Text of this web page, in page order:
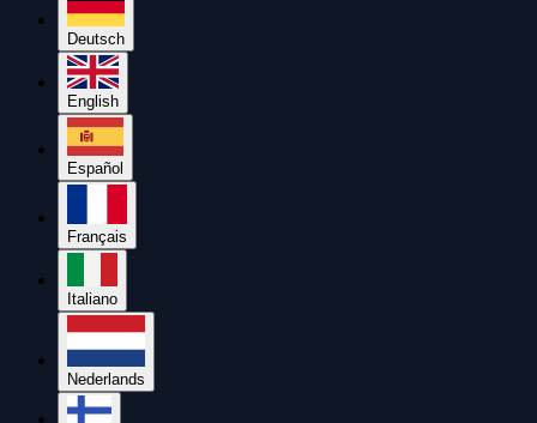
Deutsch
English
Español
Français
Italiano
Nederlands